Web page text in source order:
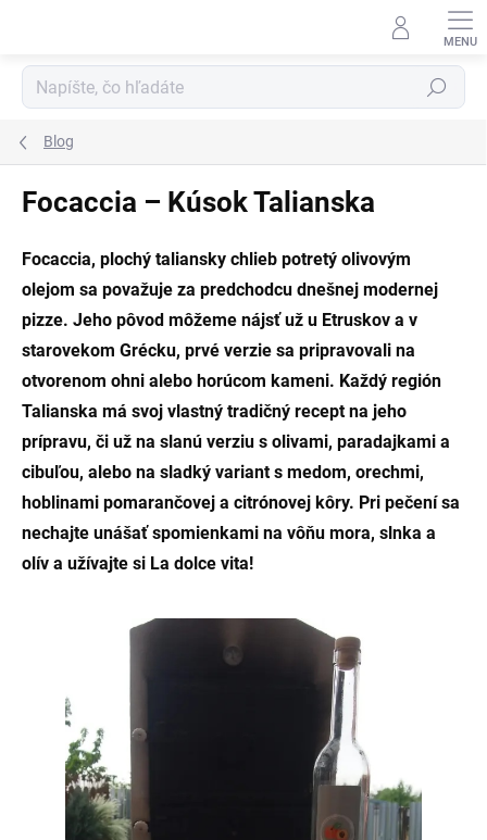
Hľadať
Blog
Focaccia – Kúsok Talianska
Focaccia, plochý taliansky chlieb potretý olivovým
olejom sa považuje za predchodcu dnešnej modernej
pizze. Jeho pôvod môžeme nájsť už u Etruskov a v
starovekom Grécku, prvé verzie sa pripravovali na
otvorenom ohni alebo horúcom kameni. Každý región
Talianska má svoj vlastný tradičný recept na jeho
prípravu, či už na slanú verziu s olivami, paradajkami a
cibuľou, alebo na sladký variant s medom, orechmi,
hoblinami pomarančovej a citrónovej kôry. Pri pečení sa
nechajte unášať spomienkami na vôňu mora, slnka a
olív a užívajte si La dolce vita!